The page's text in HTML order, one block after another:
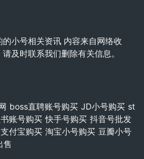
小号相关资讯 内容来自网络收
及时联系我们删除有关信息。
boss直聘账号购买 JD小号购买 st
账号购买 快手号购买 抖音号批发
支付宝购买 淘宝小号购买 豆瓣小号
售